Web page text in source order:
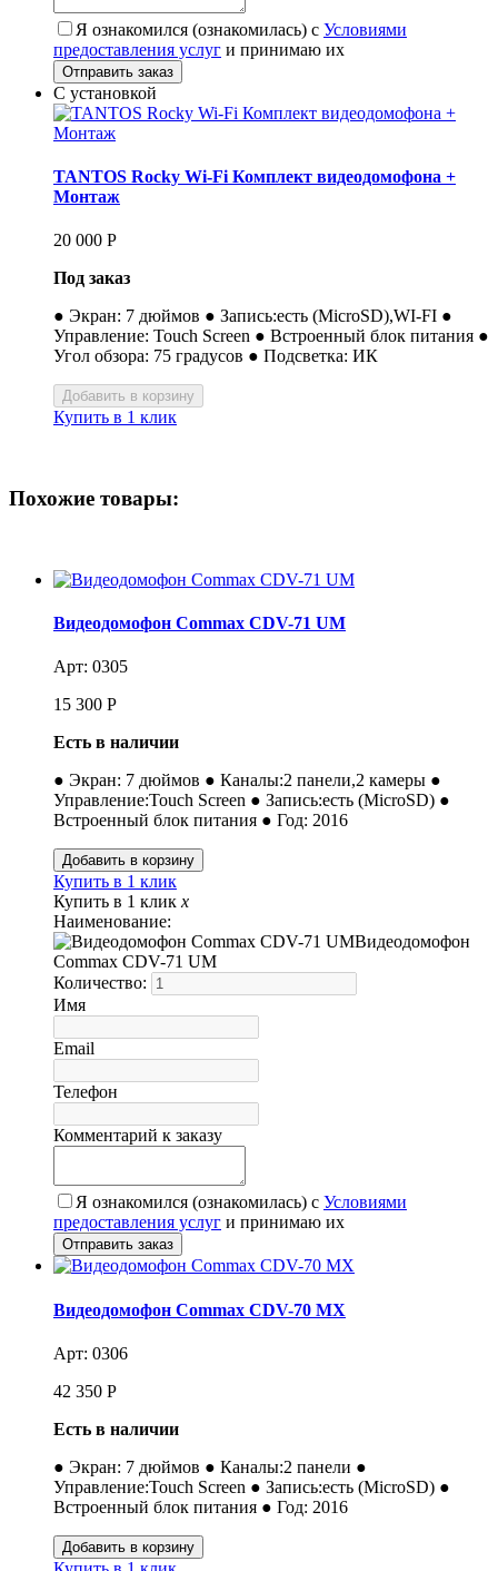
Я ознакомился (ознакомилась) с Условиями
предоставления услуг и принимаю их
С установкой
TANTOS Rocky Wi-Fi Комплект видеодомофона +
Монтаж
20 000 Р
Под заказ
● Экран: 7 дюймов ● Запись:есть (MicroSD),WI-FI ●
Управление: Touch Screen ● Встроенный блок питания ●
Угол обзора: 75 градусов ● Подсветка: ИК
Купить в 1 клик
Похожие товары:
Видеодомофон Commax CDV-71 UM
Арт: 0305
15 300 Р
Есть в наличии
● Экран: 7 дюймов ● Каналы:2 панели,2 камеры ●
Управление:Touch Screen ● Запись:есть (MicroSD) ●
Встроенный блок питания ● Год: 2016
Купить в 1 клик
Купить в 1 клик x
Наименование:
Видеодомофон
Commax CDV-71 UM
Количество:
Имя
Email
Телефон
Комментарий к заказу
Я ознакомился (ознакомилась) с Условиями
предоставления услуг и принимаю их
Видеодомофон Commax CDV-70 MX
Арт: 0306
42 350 Р
Есть в наличии
● Экран: 7 дюймов ● Каналы:2 панели ●
Управление:Touch Screen ● Запись:есть (MicroSD) ●
Встроенный блок питания ● Год: 2016